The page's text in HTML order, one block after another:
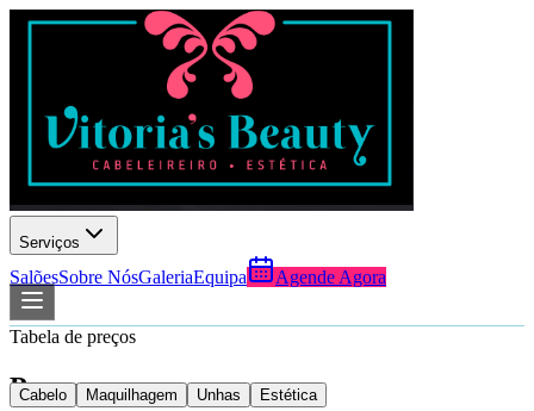
Serviços
SalõesSobre NósGaleriaEquipa Agende Agora
Tabela de preços
Preços
Cabelo Maquilhagem Unhas Estética